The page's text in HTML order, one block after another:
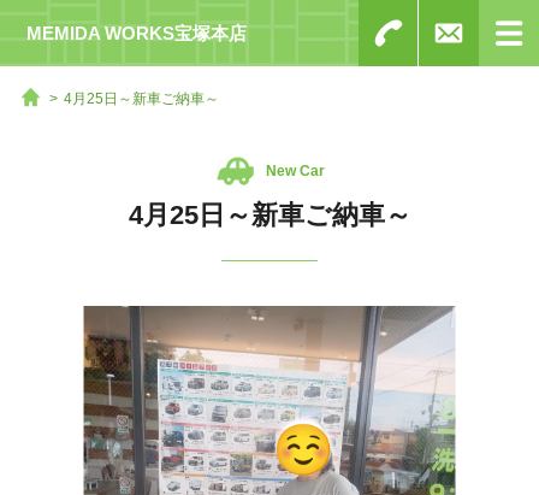
MEMIDA WORKS宝塚本店
4月25日～新車ご納車～
New Car
4月25日～新車ご納車～